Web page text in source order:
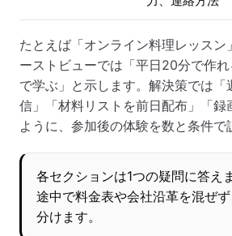
たとえば「オンライン料理レッスン
ーストビューでは「平日20分で作
で学ぶ」と示します。解決策では「
信」「材料リストを前日配布」「録
ように、参加後の体験を数と条件で
各セクションは1つの疑問に答え
途中で料金表や会社沿革を混ぜ
分けます。